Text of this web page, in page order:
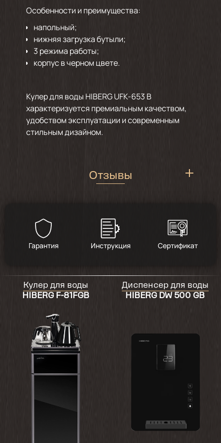
Особенности и преимущества:
напольный;
нижняя загрузка бутыли;
3 режима работы;
корпус в черном цвете.
Кулер для воды HIBERG UFK-653 B
характеризуется премиальным качеством,
удобством эксплуатации и современным
стильным дизайном.
Отзывы
15
Кулер работает отлично, очень нравится,
Отлично всё, но пальчики на поверхности
остаются мгновенно. Шумит только когда
Гарантия Инструкция Сертификат
Кулер для воды
HIBERG F-81FGB
Диспенсер для воды
HIBERG DW 500 GB